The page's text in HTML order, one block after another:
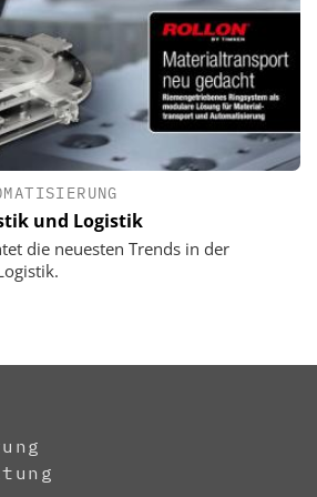
und Logistik
die neuesten Trends in der